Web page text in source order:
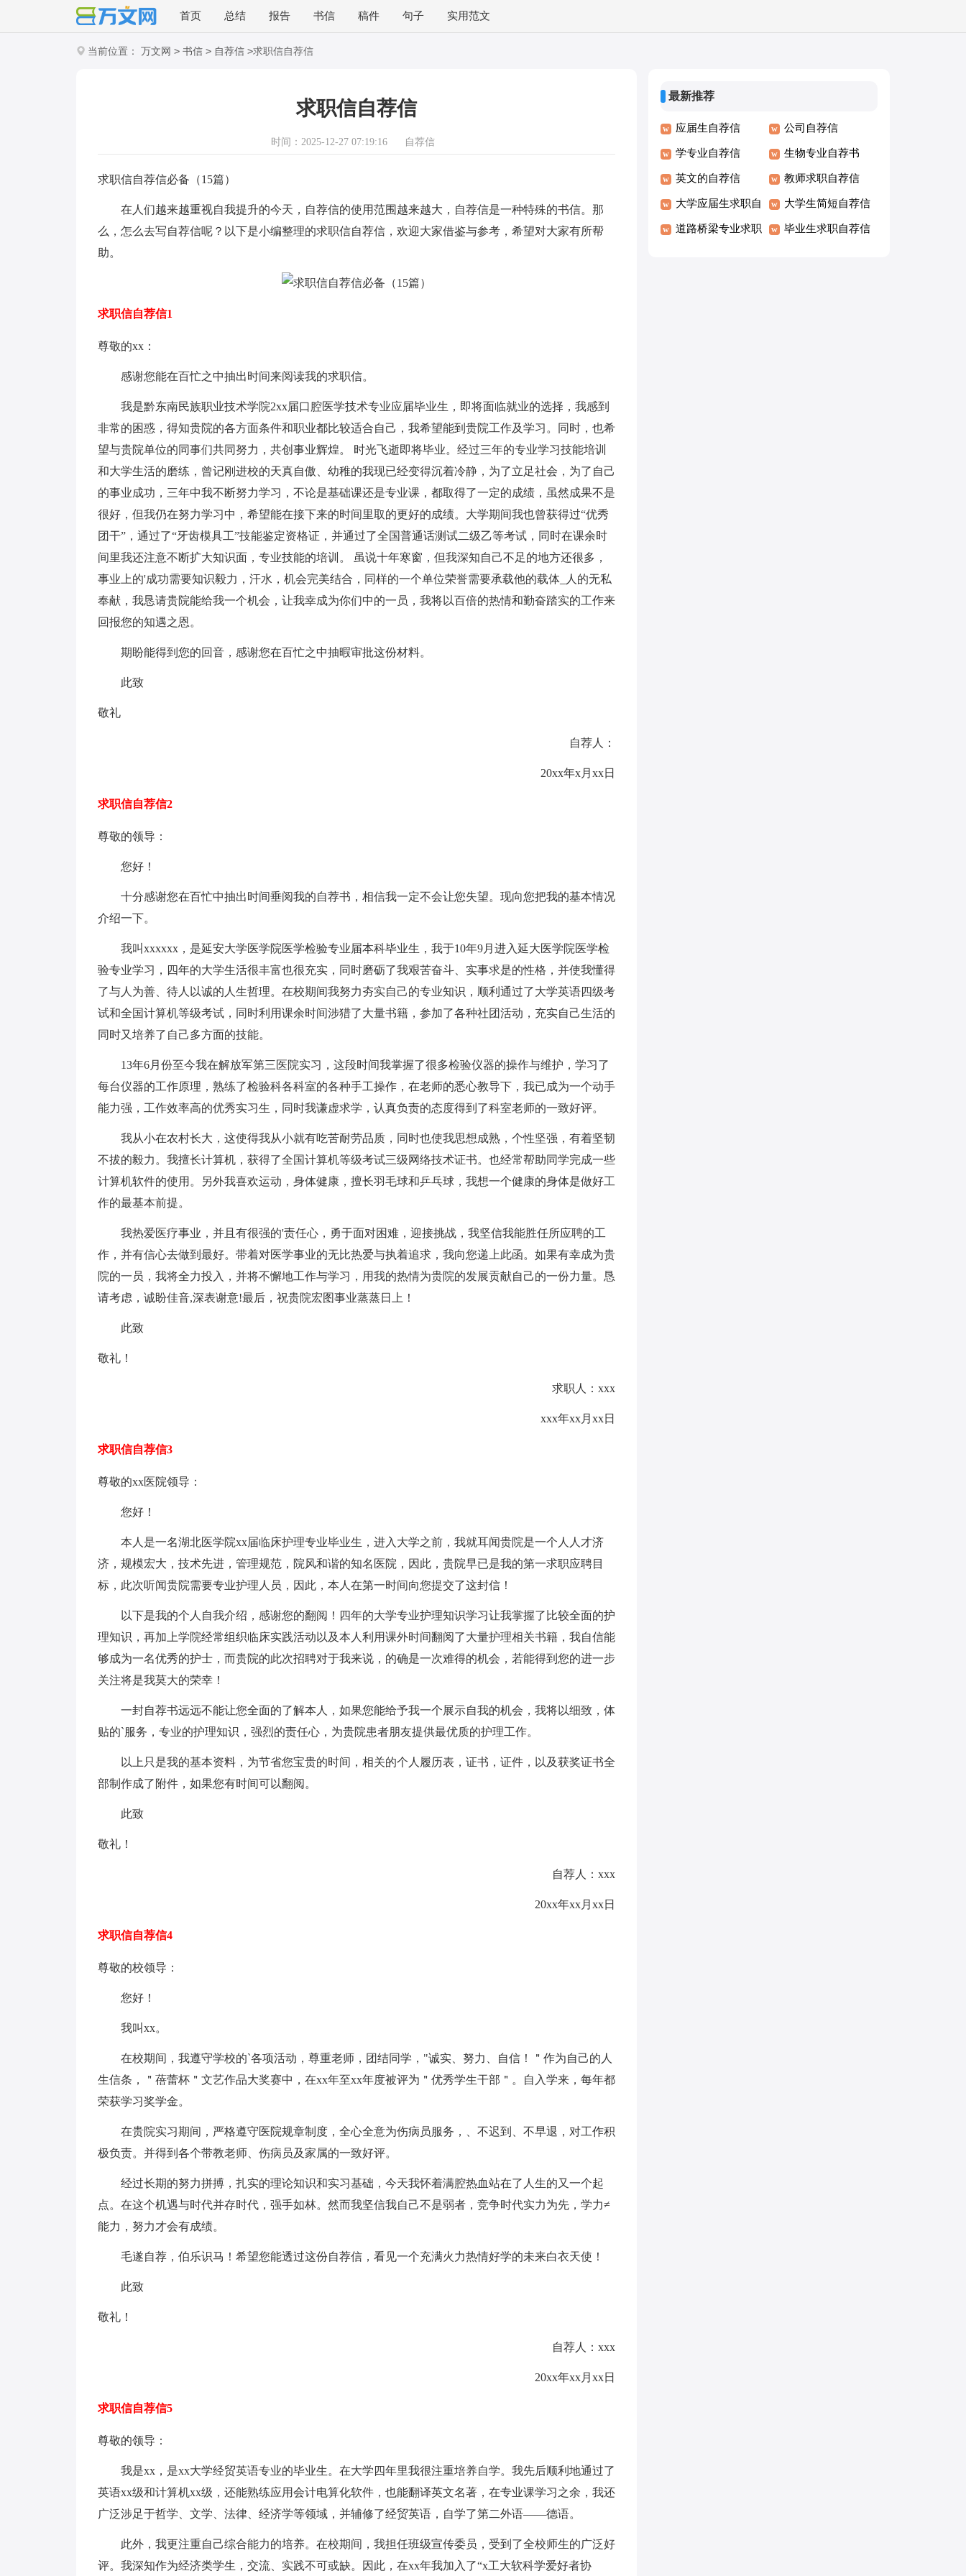
首页 总结 报告 书信 稿件 句子 实用范文
当前位置： 万文网 > 书信 > 自荐信 >求职信自荐信
求职信自荐信
时间：2025-12-27 07:19:16 自荐信
求职信自荐信必备（15篇）
在人们越来越重视自我提升的今天，自荐信的使用范围越来越大，自荐信是一种特殊的书信。那
么，怎么去写自荐信呢？以下是小编整理的求职信自荐信，欢迎大家借鉴与参考，希望对大家有所帮
助。
求职信自荐信1
尊敬的xx：
感谢您能在百忙之中抽出时间来阅读我的求职信。
我是黔东南民族职业技术学院2xx届口腔医学技术专业应届毕业生，即将面临就业的选择，我感到
非常的困惑，得知贵院的各方面条件和职业都比较适合自己，我希望能到贵院工作及学习。同时，也希
望与贵院单位的同事们共同努力，共创事业辉煌。 时光飞逝即将毕业。经过三年的专业学习技能培训
和大学生活的磨练，曾记刚进校的天真自傲、幼稚的我现已经变得沉着冷静，为了立足社会，为了自己
的事业成功，三年中我不断努力学习，不论是基础课还是专业课，都取得了一定的成绩，虽然成果不是
很好，但我仍在努力学习中，希望能在接下来的时间里取的更好的成绩。大学期间我也曾获得过“优秀
团干”，通过了“牙齿模具工”技能鉴定资格证，并通过了全国普通话测试二级乙等考试，同时在课余时
间里我还注意不断扩大知识面，专业技能的培训。 虽说十年寒窗，但我深知自己不足的地方还很多，
事业上的'成功需要知识毅力，汗水，机会完美结合，同样的一个单位荣誉需要承载他的载体_人的无私
奉献，我恳请贵院能给我一个机会，让我幸成为你们中的一员，我将以百倍的热情和勤奋踏实的工作来
回报您的知遇之恩。
期盼能得到您的回音，感谢您在百忙之中抽暇审批这份材料。
此致
敬礼
自荐人：
20xx年x月xx日
求职信自荐信2
尊敬的领导：
您好！
十分感谢您在百忙中抽出时间垂阅我的自荐书，相信我一定不会让您失望。现向您把我的基本情况
介绍一下。
我叫xxxxxx，是延安大学医学院医学检验专业届本科毕业生，我于10年9月进入延大医学院医学检
验专业学习，四年的大学生活很丰富也很充实，同时磨砺了我艰苦奋斗、实事求是的性格，并使我懂得
了与人为善、待人以诚的人生哲理。在校期间我努力夯实自己的专业知识，顺利通过了大学英语四级考
试和全国计算机等级考试，同时利用课余时间涉猎了大量书籍，参加了各种社团活动，充实自己生活的
同时又培养了自己多方面的技能。
13年6月份至今我在解放军第三医院实习，这段时间我掌握了很多检验仪器的操作与维护，学习了
每台仪器的工作原理，熟练了检验科各科室的各种手工操作，在老师的悉心教导下，我已成为一个动手
能力强，工作效率高的优秀实习生，同时我谦虚求学，认真负责的态度得到了科室老师的一致好评。
我从小在农村长大，这使得我从小就有吃苦耐劳品质，同时也使我思想成熟，个性坚强，有着坚韧
不拔的毅力。我擅长计算机，获得了全国计算机等级考试三级网络技术证书。也经常帮助同学完成一些
计算机软件的使用。另外我喜欢运动，身体健康，擅长羽毛球和乒乓球，我想一个健康的身体是做好工
作的最基本前提。
我热爱医疗事业，并且有很强的'责任心，勇于面对困难，迎接挑战，我坚信我能胜任所应聘的工
作，并有信心去做到最好。带着对医学事业的无比热爱与执着追求，我向您递上此函。如果有幸成为贵
院的一员，我将全力投入，并将不懈地工作与学习，用我的热情为贵院的发展贡献自己的一份力量。恳
请考虑，诚盼佳音,深表谢意!最后，祝贵院宏图事业蒸蒸日上！
此致
敬礼！
求职人：xxx
xxx年xx月xx日
求职信自荐信3
尊敬的xx医院领导：
您好！
本人是一名湖北医学院xx届临床护理专业毕业生，进入大学之前，我就耳闻贵院是一个人人才济
济，规模宏大，技术先进，管理规范，院风和谐的知名医院，因此，贵院早已是我的第一求职应聘目
标，此次听闻贵院需要专业护理人员，因此，本人在第一时间向您提交了这封信！
以下是我的个人自我介绍，感谢您的翻阅！四年的大学专业护理知识学习让我掌握了比较全面的护
理知识，再加上学院经常组织临床实践活动以及本人利用课外时间翻阅了大量护理相关书籍，我自信能
够成为一名优秀的护士，而贵院的此次招聘对于我来说，的确是一次难得的机会，若能得到您的进一步
关注将是我莫大的荣幸！
一封自荐书远远不能让您全面的了解本人，如果您能给予我一个展示自我的机会，我将以细致，体
贴的`服务，专业的护理知识，强烈的责任心，为贵院患者朋友提供最优质的护理工作。
以上只是我的基本资料，为节省您宝贵的时间，相关的个人履历表，证书，证件，以及获奖证书全
部制作成了附件，如果您有时间可以翻阅。
此致
敬礼！
自荐人：xxx
20xx年xx月xx日
求职信自荐信4
尊敬的校领导：
您好！
我叫xx。
在校期间，我遵守学校的`各项活动，尊重老师，团结同学，"诚实、努力、自信！＂作为自己的人
生信条，＂蓓蕾杯＂文艺作品大奖赛中，在xx年至xx年度被评为＂优秀学生干部＂。自入学来，每年都
荣获学习奖学金。
在贵院实习期间，严格遵守医院规章制度，全心全意为伤病员服务，、不迟到、不早退，对工作积
极负责。并得到各个带教老师、伤病员及家属的一致好评。
经过长期的努力拼搏，扎实的理论知识和实习基础，今天我怀着满腔热血站在了人生的又一个起
点。在这个机遇与时代并存时代，强手如林。然而我坚信我自己不是弱者，竞争时代实力为先，学力≠
能力，努力才会有成绩。
毛遂自荐，伯乐识马！希望您能透过这份自荐信，看见一个充满火力热情好学的未来白衣天使！
此致
敬礼！
自荐人：xxx
20xx年xx月xx日
求职信自荐信5
尊敬的领导：
我是xx，是xx大学经贸英语专业的毕业生。在大学四年里我很注重培养自学。我先后顺利地通过了
英语xx级和计算机xx级，还能熟练应用会计电算化软件，也能翻译英文名著，在专业课学习之余，我还
广泛涉足于哲学、文学、法律、经济学等领域，并辅修了经贸英语，自学了第二外语——德语。
此外，我更注重自己综合能力的培养。在校期间，我担任班级宣传委员，受到了全校师生的广泛好
评。我深知作为经济类学生，交流、实践不可或缺。因此，在xx年我加入了“x工大软科学爱好者协
最新推荐
应届生自荐信 公司自荐信
学专业自荐信 生物专业自荐书
英文的自荐信 教师求职自荐信
大学应届生求职自
荐信
大学生简短自荐信
道路桥梁专业求职 毕业生求职自荐信